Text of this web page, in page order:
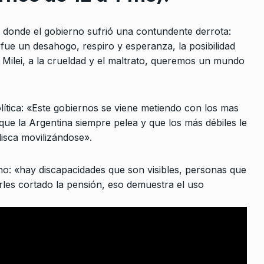
el gobierno sufrió una contundente derrota:
un desahogo, respiro y esperanza, la posibilidad
a la crueldad y el maltrato, queremos un mundo
«Este gobiernos se viene metiendo con los mas
la Argentina siempre pelea y que los más débiles le
movilizándose».
«hay discapacidades que son visibles, personas que
cortado la pensión, eso demuestra el uso
que…
personas
que
De 2025
ALERTA! 3 De Septiembre De 2024